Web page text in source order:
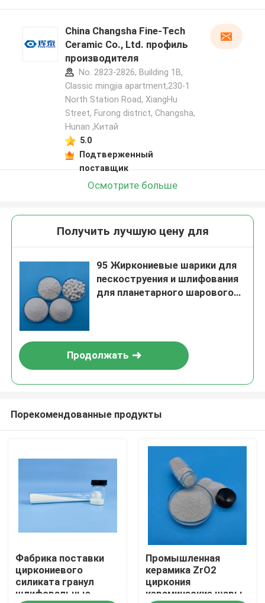
Продукция
О Компании
China Changsha Fine-Tech
Ceramic Co., Ltd. профиль
производителя
No. 2823-2826, Building 1B,
Classic mingjia apartment,230-1
North Station Road, XiangHu
Street, Furong district, Changsha,
Hunan ,Китай
5.0
Подтверженный
поставщик
Осмотрите больше
Получить лучшую цену для
95 Жиркониевые шарики для
пескоструения и шлифования
для планетарного шарового
Продолжать
Порекомендованные продукты
Фабрика поставки
циркониевого
силиката гранул
шлифовальные
Промышленная
керамика ZrO2
циркония
керамические шары